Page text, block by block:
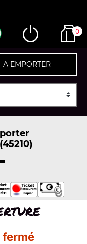
0
A EMPORTER